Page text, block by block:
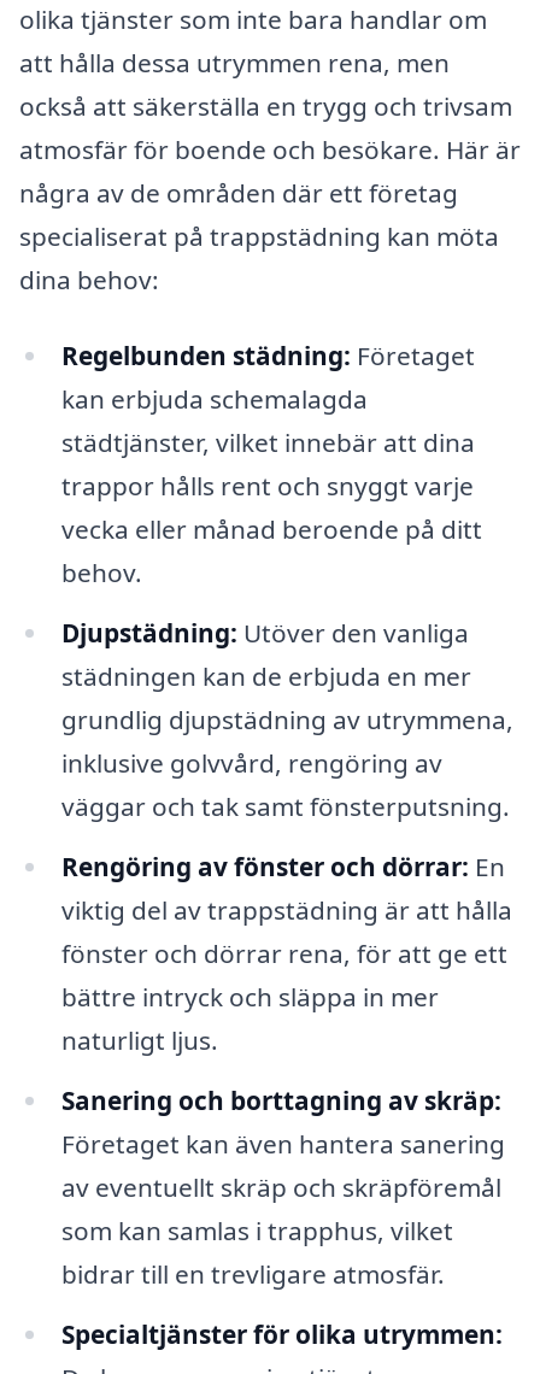
olika tjänster som inte bara handlar om
att hålla dessa utrymmen rena, men
också att säkerställa en trygg och trivsam
atmosfär för boende och besökare. Här är
några av de områden där ett företag
specialiserat på trappstädning kan möta
dina behov:
Regelbunden städning: Företaget
kan erbjuda schemalagda
städtjänster, vilket innebär att dina
trappor hålls rent och snyggt varje
vecka eller månad beroende på ditt
behov.
Djupstädning: Utöver den vanliga
städningen kan de erbjuda en mer
grundlig djupstädning av utrymmena,
inklusive golvvård, rengöring av
väggar och tak samt fönsterputsning.
Rengöring av fönster och dörrar: En
viktig del av trappstädning är att hålla
fönster och dörrar rena, för att ge ett
bättre intryck och släppa in mer
naturligt ljus.
Sanering och borttagning av skräp:
Företaget kan även hantera sanering
av eventuellt skräp och skräpföremål
som kan samlas i trapphus, vilket
bidrar till en trevligare atmosfär.
Specialtjänster för olika utrymmen: